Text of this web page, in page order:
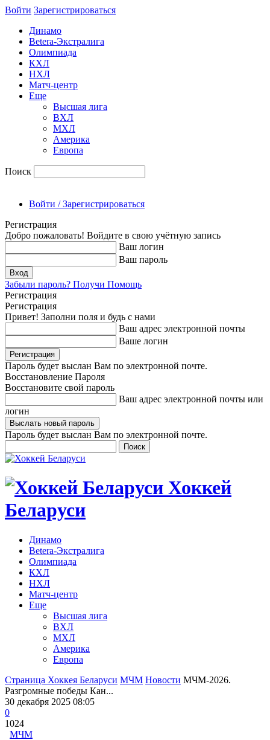
Войти Зарегиcтрироваться
Динамо
Betera-Экстралига
Олимпиада
КХЛ
НХЛ
Матч-центр
Еще
Высшая лига
ВХЛ
МХЛ
Америка
Европа
Поиск
Войти / Зарегистрироваться
Регистрация
Добро пожаловать! Войдите в свою учётную запись
Ваш логин
Ваш пароль
Забыли пароль? Получи Помощь
Регистрация
Регистрация
Привет! Заполни поля и будь с нами
Ваш адрес электронной почты
Ваше логин
Пароль будет выслан Вам по электронной почте.
Восстановление Пароля
Восстановите свой пароль
Ваш адрес электронной почты или
логин
Пароль будет выслан Вам по электронной почте.
Хоккей
Беларуси
Динамо
Betera-Экстралига
Олимпиада
КХЛ
НХЛ
Матч-центр
Еще
Высшая лига
ВХЛ
МХЛ
Америка
Европа
Страница Хоккея Беларуси МЧМ Новости МЧМ-2026.
Разгромные победы Кан...
30 декабря 2025 08:05
0
1024
МЧМ